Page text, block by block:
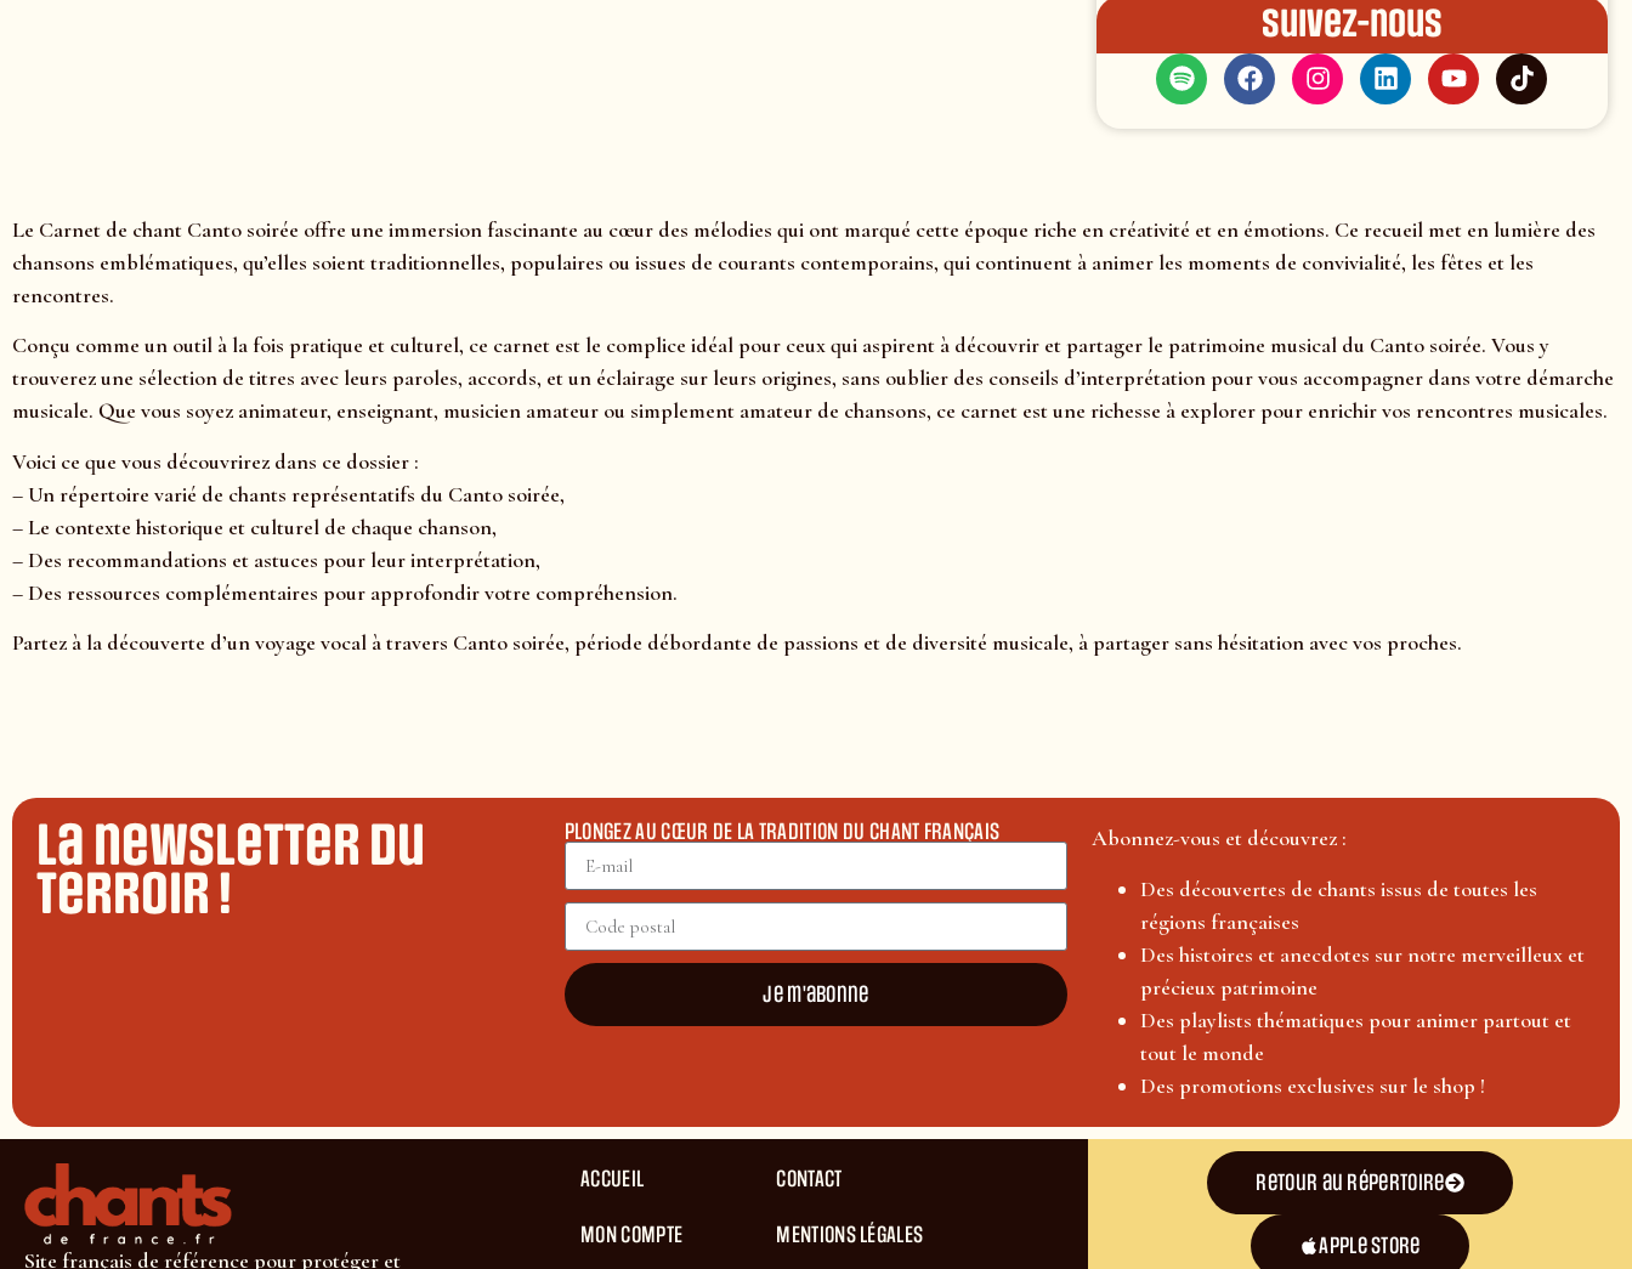
Suivez-nous
Le Carnet de chant Canto soirée offre une immersion fascinante au cœur des mélodies qui ont marqué cette époque riche en créativité et en émotions. Ce recueil met en lumière des
chansons emblématiques, qu’elles soient traditionnelles, populaires ou issues de courants contemporains, qui continuent à animer les moments de convivialité, les fêtes et les
rencontres.
Conçu comme un outil à la fois pratique et culturel, ce carnet est le complice idéal pour ceux qui aspirent à découvrir et partager le patrimoine musical du Canto soirée. Vous y
trouverez une sélection de titres avec leurs paroles, accords, et un éclairage sur leurs origines, sans oublier des conseils d’interprétation pour vous accompagner dans votre démarche
musicale. Que vous soyez animateur, enseignant, musicien amateur ou simplement amateur de chansons, ce carnet est une richesse à explorer pour enrichir vos rencontres musicales.
Voici ce que vous découvrirez dans ce dossier :
– Un répertoire varié de chants représentatifs du Canto soirée,
– Le contexte historique et culturel de chaque chanson,
– Des recommandations et astuces pour leur interprétation,
– Des ressources complémentaires pour approfondir votre compréhension.
Partez à la découverte d’un voyage vocal à travers Canto soirée, période débordante de passions et de diversité musicale, à partager sans hésitation avec vos proches.
La newsletter du
terroir !
PLONGEZ AU CŒUR DE LA TRADITION DU CHANT FRANÇAIS
Je m'abonne
Abonnez-vous et découvrez :
Des découvertes de chants issus de toutes les
régions françaises
Des histoires et anecdotes sur notre merveilleux et
précieux patrimoine
Des playlists thématiques pour animer partout et
tout le monde
Des promotions exclusives sur le shop !
Site français de référence pour protéger et
ACCUEIL
MON COMPTE
CONTACT
MENTIONS LÉGALES
Retour au répertoire
Apple Store